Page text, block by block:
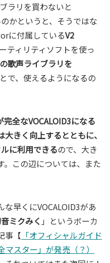
ラリを買わないと
かというと、そうではな
に付属しているV2
ティリティソフトを使っ
歌声ライブラリを
で、使えるようになるの
全なVOCALOID3になる
大きく向上するとともに、
に利用できるので、大き
。この辺については、また
早くにVOCALOID3があ
ミクみく 」というボーカ
事【 「オフィシャルガイド
スター」が発売（？）